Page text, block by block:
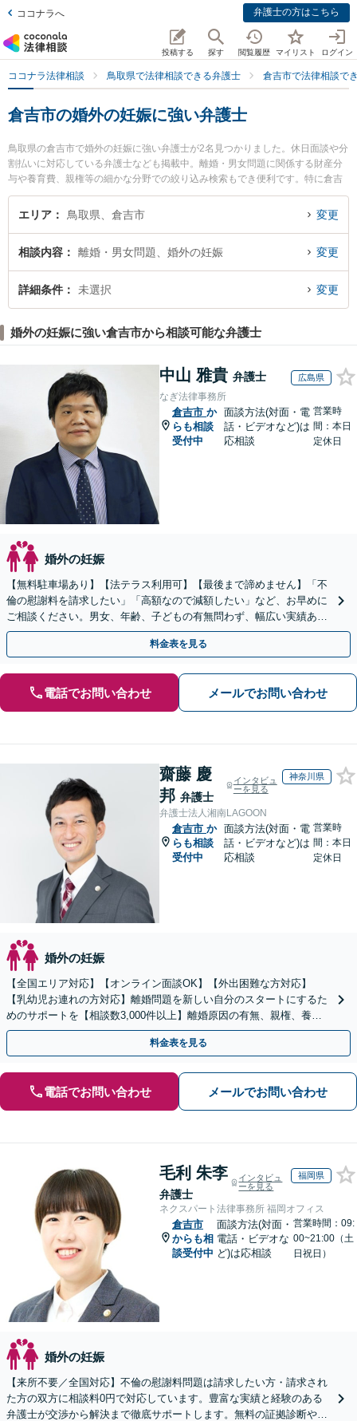
ココナラへ 弁護士の方はこちら
投稿する 探す 閲覧履歴 マイリスト ログイン
ココナラ法律相談 鳥取県で法律相談できる弁護士 倉吉市で法律相談で
倉吉市の婚外の妊娠に強い弁護士
鳥取県の倉吉市で婚外の妊娠に強い弁護士が2名見つかりました。休日面談や分
割払いに対応している弁護士なども掲載中。離婚・男女問題に関係する財産分
与や養育費、親権等の細かな分野での絞り込み検索もでき便利です。特に倉吉
ひかり法律事務所の辻本 周平弁護士や倉吉うつぶき法律事務所の濵田 卓志弁護
士のプロフィール情報や弁護士費用、強みなどが注目されています。『倉吉市
『初回相談無料で婚外の妊娠を法律相談できる倉吉市内の弁護士に相談予約し
たい』などでお困りの相談者さんにおすすめです。
エリア 鳥取県、倉吉市 変更
相談内容 離婚・男女問題、婚外の妊娠 変更
詳細条件 未選択 変更
婚外の妊娠に強い倉吉市から相談可能な弁護士
中山 雅貴 弁護士 広島県
なぎ法律事務所
倉吉市 か
らも相談
受付中
面談方法(対面・電
話・ビデオなど)は
応相談
営業時
間：本日
定休日
婚外の妊娠
【無料駐車場あり】【法テラス利用可】【最後まで諦めません】「不
倫の慰謝料を請求したい」「高額なので減額したい」など、お早めに
ご相談ください。男女、年齢、子どもの有無問わず、幅広い実績あ
り。当日相談も可能な限り対応【子連れ相談可】【秘密厳守】
料金表を見る
電話でお問い合わせ メールでお問い合わせ
齋藤 慶
邦 弁護士
インタビュ
ーを見る
神奈川県
弁護士法人湘南LAGOON
倉吉市 か
らも相談
受付中
面談方法(対面・電
話・ビデオなど)は
応相談
営業時
間：本日
定休日
婚外の妊娠
【全国エリア対応】【オンライン面談OK】【外出困難な方対応】
【乳幼児お連れの方対応】離婚問題を新しい自分のスタートにするた
めのサポートを【相談数3,000件以上】離婚原因の有無、親権、養育
費、財産分与、慰謝料請求【夜間・休日相談可】
料金表を見る
電話でお問い合わせ メールでお問い合わせ
毛利 朱李
弁護士
インタビュ
ーを見る
福岡県
ネクスパート法律事務所 福岡オフィス
倉吉市
からも相
談受付中
面談方法(対面・
電話・ビデオな
ど)は応相談
営業時間：09:
00~21:00（土
日祝日）
婚外の妊娠
【来所不要／全国対応】不倫の慰謝料問題は請求したい方・請求され
た方の双方に相談料0円で対応しています。豊富な実績と経験のある
弁護士が交渉から解決まで徹底サポートします。無料の証拠診断や着